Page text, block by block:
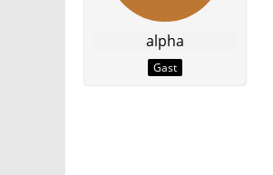
alpha
Gast